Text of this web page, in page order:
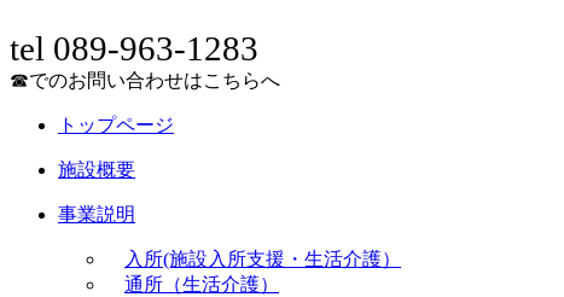
tel 089-963-1283
☎でのお問い合わせはこちらへ
トップページ
施設概要
事業説明
入所(施設入所支援・生活介護）
通所（生活介護）